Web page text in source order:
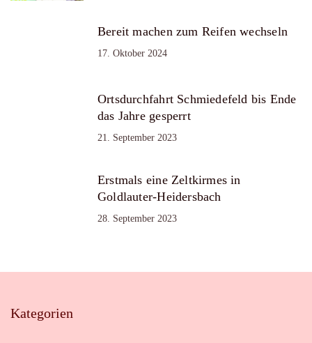
Bereit machen zum Reifen wechseln
17. Oktober 2024
Ortsdurchfahrt Schmiedefeld bis Ende
das Jahre gesperrt
21. September 2023
Erstmals eine Zeltkirmes in
Goldlauter-Heidersbach
28. September 2023
Kategorien